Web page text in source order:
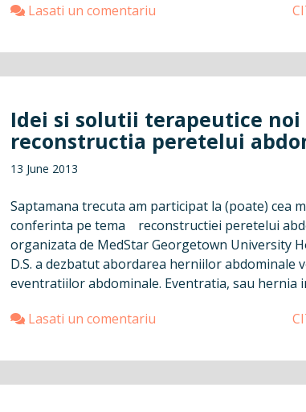
Lasati un comentariu
Idei si solutii terapeutice noi
reconstructia peretelui
13 June 2013
Saptamana trecuta am participat la (poate) cea
conferinta pe tema reconstructiei peretelui
organizata de MedStar Georgetown University
D.S. a dezbatut abordarea herniilor abdominale
eventratiilor abdominale. Eventratia, sau hernia
Lasati un comentariu